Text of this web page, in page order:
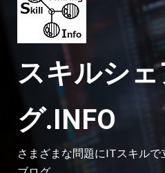
スキルシ
グ.INFO
さまざまな問題にITスキル